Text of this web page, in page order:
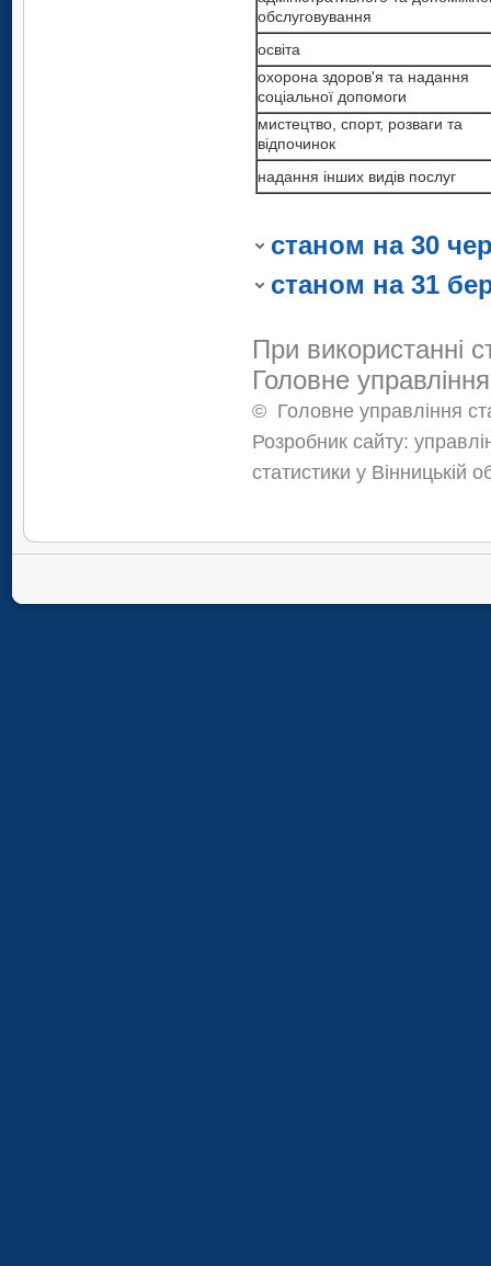
обслуговування
освіта
охорона здоров'я та надання
соціальної допомоги
мистецтво, спорт, розваги та
відпочинок
надання інших видів послуг
станом на 30
діяльність
діяльність у сфері
адміністративного та
допоміжного обслуговування
освіта
охорона здоров'я та надання
соціальної допомоги
мистецтво, спорт, розваги та
надання інших видів послуг
станом на 31
професійна, наукова та
діяльність
діяльність у сфері
адміністративного та
допоміжного обслуговування
освіта
охорона здоров'я та надання
соціальної допомоги
відпочинок
надання інших видів послуг
При використанні
Головне
© Головне управління
Розробник сайту:
статистики у Вінницькій